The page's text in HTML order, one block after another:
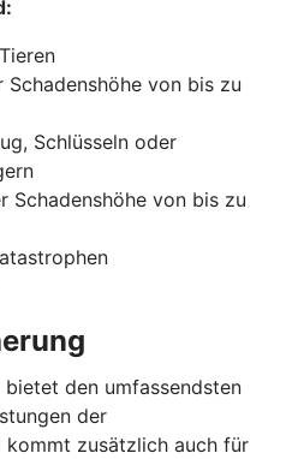
Schadenshöhe von bis zu
Schlüsseln oder
Schadenshöhe von bis zu
den umfassendsten
der
kommt zusätzlich auch für